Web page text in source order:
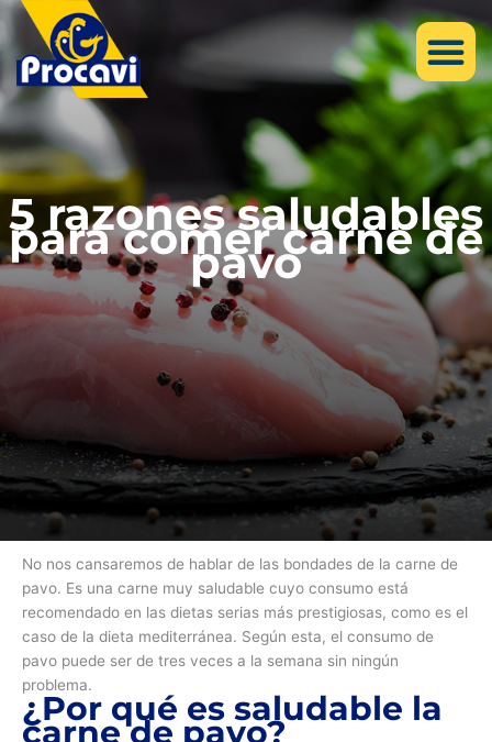
5 razones saludables
para comer carne de
pavo
No nos cansaremos de hablar de las bondades de la carne de
pavo. Es una carne muy saludable cuyo consumo está
recomendado en las dietas serias más prestigiosas, como es el
caso de la dieta mediterránea. Según esta, el consumo de
pavo puede ser de tres veces a la semana sin ningún
problema.
¿Por qué es saludable la
carne de pavo?